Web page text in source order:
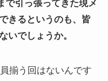
で引っ張ってきた現メ
きるというのも、皆
いでしょうか。
揃う回はないんです